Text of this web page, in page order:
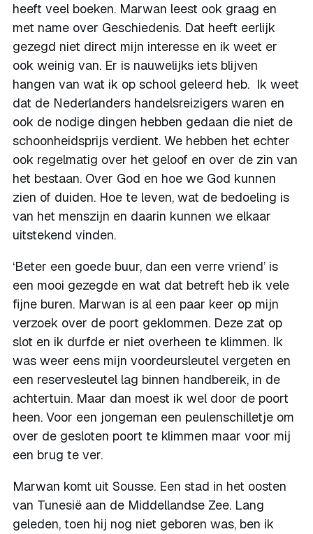
heeft veel boeken. Marwan leest ook graag en
met name over Geschiedenis. Dat heeft eerlijk
gezegd niet direct mijn interesse en ik weet er
ook weinig van. Er is nauwelijks iets blijven
hangen van wat ik op school geleerd heb. Ik weet
dat de Nederlanders handelsreizigers waren en
ook de nodige dingen hebben gedaan die niet de
schoonheidsprijs verdient. We hebben het echter
ook regelmatig over het geloof en over de zin van
het bestaan. Over God en hoe we God kunnen
zien of duiden. Hoe te leven, wat de bedoeling is
van het menszijn en daarin kunnen we elkaar
uitstekend vinden.
‘Beter een goede buur, dan een verre vriend’ is
een mooi gezegde en wat dat betreft heb ik vele
fijne buren. Marwan is al een paar keer op mijn
verzoek over de poort geklommen. Deze zat op
slot en ik durfde er niet overheen te klimmen. Ik
was weer eens mijn voordeursleutel vergeten en
een reservesleutel lag binnen handbereik, in de
achtertuin. Maar dan moest ik wel door de poort
heen. Voor een jongeman een peulenschilletje om
over de gesloten poort te klimmen maar voor mij
een brug te ver.
Marwan komt uit Sousse. Een stad in het oosten
van Tunesië aan de Middellandse Zee. Lang
geleden, toen hij nog niet geboren was, ben ik